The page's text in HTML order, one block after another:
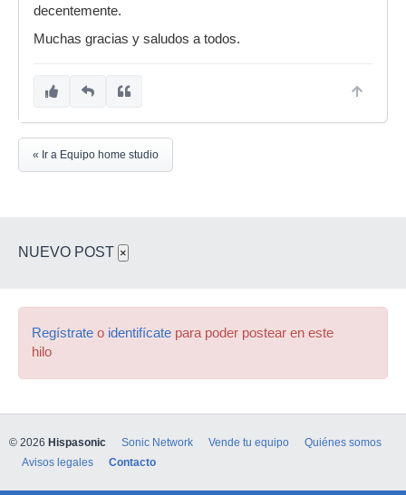
decentemente.
Muchas gracias y saludos a todos.
« Ir a Equipo home studio
NUEVO POST ×
Regístrate o identifícate para poder postear en este
hilo
© 2026 Hispasonic Sonic Network Vende tu equipo
Quiénes somos
Avisos legales
Contacto